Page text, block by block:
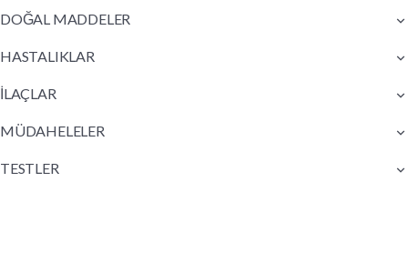
DOĞAL MADDELER
HASTALIKLAR
İLAÇLAR
MÜDAHELELER
TESTLER